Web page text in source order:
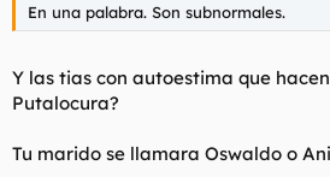
En una palabra. Son subnormales.
Y las tias con autoestima que
Putalocura?
Tu marido se llamara Oswaldo o